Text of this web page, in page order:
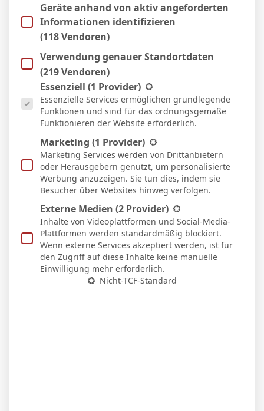
BVB – Netradio: Das Webradio von Borussia
Dortmund live
7. Mai 2026
Geräte anhand von aktiv angeforderten
Informationen identifizieren
(118 Vendoren)
Verwendung genauer Standortdaten
(219 Vendoren)
Es folgt eine Liste der Service-Gruppen, für die eine
Essenziell (1 Provider)
Essenzielle Services ermöglichen grundlegende
Funktionen und sind für das ordnungsgemäße
Funktionieren der Website erforderlich.
Marketing (1 Provider)
Marketing Services werden von Drittanbietern
oder Herausgebern genutzt, um personalisierte
Werbung anzuzeigen. Sie tun dies, indem sie
Besucher über Websites hinweg verfolgen.
Externe Medien (2 Provider)
Inhalte von Videoplattformen und Social-Media-
Plattformen werden standardmäßig blockiert.
Wenn externe Services akzeptiert werden, ist für
den Zugriff auf diese Inhalte keine manuelle
Einwilligung mehr erforderlich.
Nicht-TCF-Standard